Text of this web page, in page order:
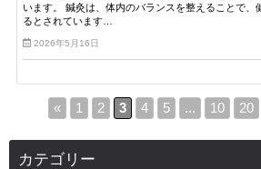
います。 鍼灸は、体内のバランスを整えることで、
るとされています…
2026年5月16日
« 1 2 3 4 5 ... 10 20
カテゴリー